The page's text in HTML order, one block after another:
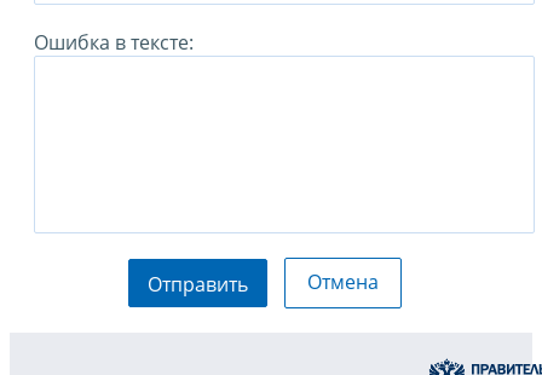
Ошибка в тексте:
Отправить Отмена